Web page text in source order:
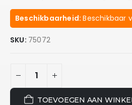
Beschikbaarheid:Beschikbaar
SKU: 75072
TOEVOEGEN AAN